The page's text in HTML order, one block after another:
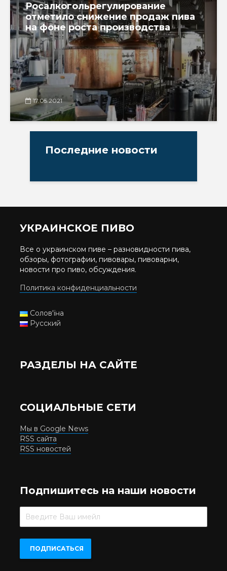
Росалкогольрегулирование
отметило снижение продаж пива
на фоне роста производства
17.05.2021
Последние новости
УКРАИНСКОЕ ПИВО
Все о украинском пиве – разновидности пива,
обзоры, фотографии, пивовары, пивоварни,
новости про пиво, обсуждения.
Политика конфиденциальности
Солов'їна
Русский
РАЗДЕЛЫ НА САЙТЕ
СОЦИАЛЬНЫЕ СЕТИ
Мы в Google News
RSS сайта
RSS новостей
Подпишитесь на наши новости